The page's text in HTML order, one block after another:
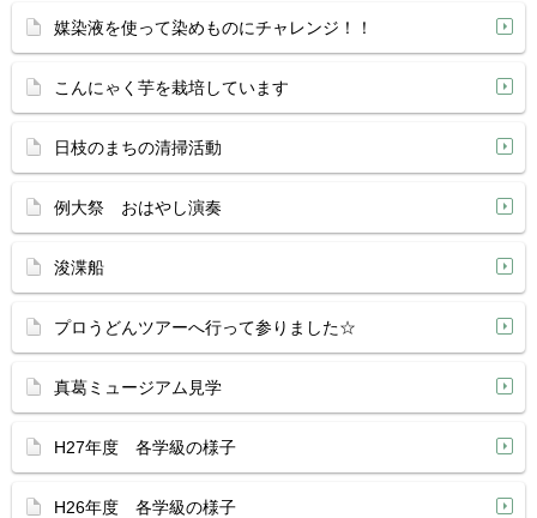
媒染液を使って染めものにチャレンジ！！
こんにゃく芋を栽培しています
日枝のまちの清掃活動
例大祭 おはやし演奏
浚渫船
プロうどんツアーへ行って参りました☆
真葛ミュージアム見学
H27年度 各学級の様子
H26年度 各学級の様子